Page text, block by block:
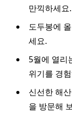
만끽하세요.
도두봉에
세요.
5월에 열리
위기를 경
신선한 해
을 방문해